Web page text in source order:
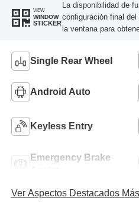
VIEW
WINDOW
STICKER
La disponibilidad de
configuración final
la ventana para
Single Rear Wheel
Android Auto
Keyless Entry
Emergency Brake
Ver Aspectos Destacados